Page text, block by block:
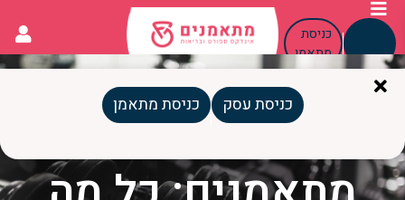
עסק
כניסת
מתאמן
כניסת עסק כניסת מתאמן
באיזה שעה